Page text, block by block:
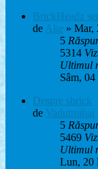
BrickHeadz
de Ake » Mar,
5
5314
Ultimul
Sâm,
Despre sbrick
de Vadutmihai
5
5469
Ultimul
Lun, 20